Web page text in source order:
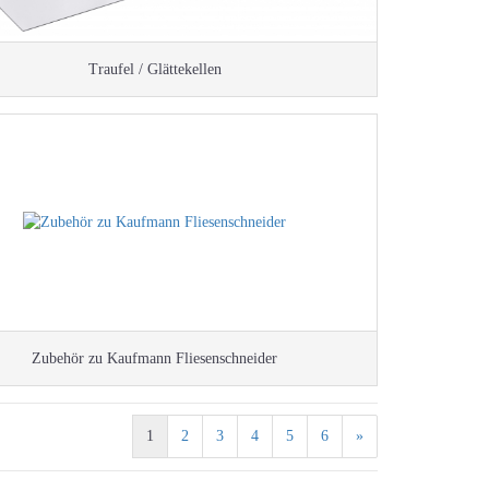
Laser-
Traufel / Glättekellen
Zubehör zu Kaufmann Fliesenschneider
1 2 3 4 5 6 »